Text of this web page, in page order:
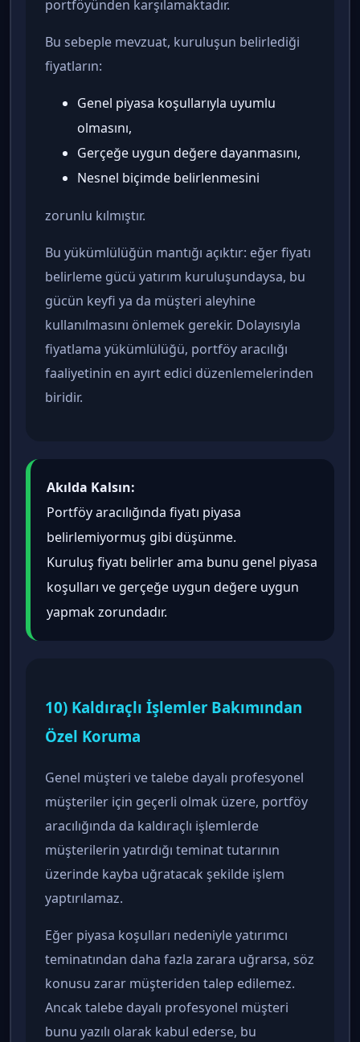
portföyünden karşılamaktadır.
Bu sebeple mevzuat, kuruluşun belirlediği
fiyatların:
Genel piyasa koşullarıyla uyumlu
olmasını,
Gerçeğe uygun değere dayanmasını,
Nesnel biçimde belirlenmesini
zorunlu kılmıştır.
Bu yükümlülüğün mantığı açıktır: eğer fiyatı
belirleme gücü yatırım kuruluşundaysa, bu
gücün keyfi ya da müşteri aleyhine
kullanılmasını önlemek gerekir. Dolayısıyla
fiyatlama yükümlülüğü, portföy aracılığı
faaliyetinin en ayırt edici düzenlemelerinden
biridir.
Akılda Kalsın:
Portföy aracılığında fiyatı piyasa
belirlemiyormuş gibi düşünme.
Kuruluş fiyatı belirler ama bunu genel piyasa
koşulları ve gerçeğe uygun değere uygun
yapmak zorundadır.
10) Kaldıraçlı İşlemler Bakımından
Özel Koruma
Genel müşteri ve talebe dayalı profesyonel
müşteriler için geçerli olmak üzere, portföy
aracılığında da kaldıraçlı işlemlerde
müşterilerin yatırdığı teminat tutarının
üzerinde kayba uğratacak şekilde işlem
yaptırılamaz.
Eğer piyasa koşulları nedeniyle yatırımcı
teminatından daha fazla zarara uğrarsa, söz
konusu zarar müşteriden talep edilemez.
Ancak talebe dayalı profesyonel müşteri
bunu yazılı olarak kabul ederse, bu